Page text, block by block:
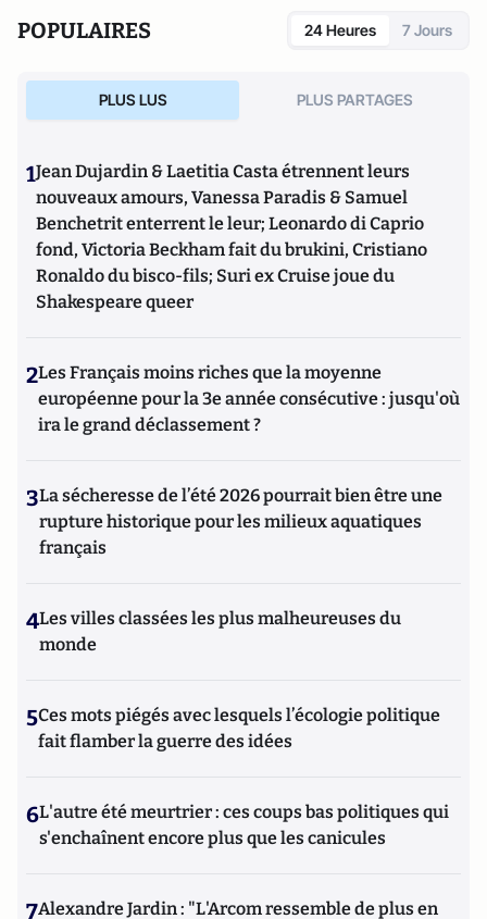
POPULAIRES 24 Heures 7 Jours
PLUS LUS PLUS PARTAGES
1Jean Dujardin & Laetitia Casta étrennent leurs
nouveaux amours, Vanessa Paradis & Samuel
Benchetrit enterrent le leur; Leonardo di Caprio
fond, Victoria Beckham fait du brukini, Cristiano
Ronaldo du bisco-fils; Suri ex Cruise joue du
Shakespeare queer
2Les Français moins riches que la moyenne
européenne pour la 3e année consécutive : jusqu'où
ira le grand déclassement ?
3La sécheresse de l’été 2026 pourrait bien être une
rupture historique pour les milieux aquatiques
français
4Les villes classées les plus malheureuses du
monde
5Ces mots piégés avec lesquels l’écologie politique
fait flamber la guerre des idées
6L'autre été meurtrier : ces coups bas politiques qui
s'enchaînent encore plus que les canicules
7Alexandre Jardin : "L'Arcom ressemble de plus en